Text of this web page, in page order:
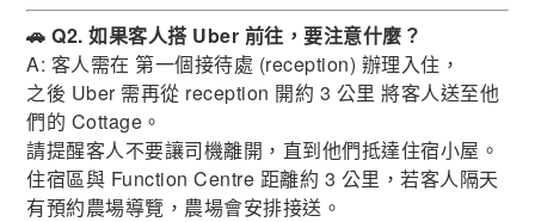
🚗 Q2. 如果客人搭 Uber 前往，要注意什麼？
A: 客人需在 第一個接待處 (reception) 辦理入住，
之後 Uber 需再從 reception 開約 3 公里 將客人送至他
們的 Cottage。
請提醒客人不要讓司機離開，直到他們抵達住宿小屋。
住宿區與 Function Centre 距離約 3 公里，若客人隔天
有預約農場導覽，農場會安排接送。